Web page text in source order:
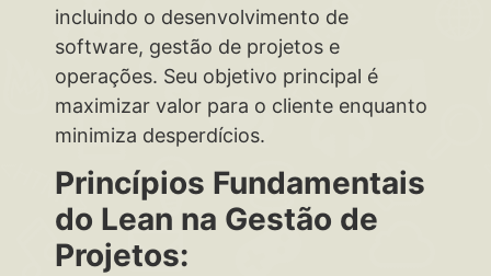
incluindo o desenvolvimento de
software, gestão de projetos e
operações. Seu objetivo principal é
maximizar valor para o cliente enquanto
minimiza desperdícios.
Princípios Fundamentais
do Lean na Gestão de
Projetos: